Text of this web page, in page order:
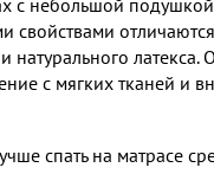
с небольшой
свойствами
латекса.
с мягких тканей и